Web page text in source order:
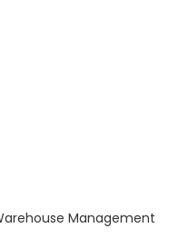
Management